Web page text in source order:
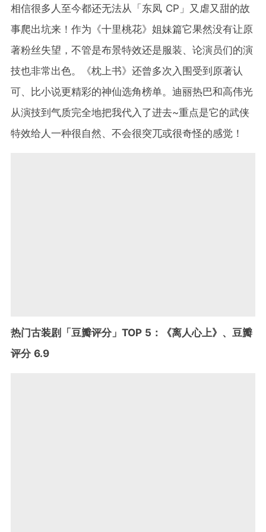
相信很多人至今都还无法从「东凤 CP」又虐又甜的故
事爬出坑来！作为《十里桃花》姐妹篇它果然没有让原
著粉丝失望，不管是布景特效还是服装、论演员们的演
技也非常出色。《枕上书》还曾多次入围受到原著认
可、比小说更精彩的神仙选角榜单。迪丽热巴和高伟光
从演技到气质完全地把我代入了进去~重点是它的武侠
特效给人一种很自然、不会很突兀或很奇怪的感觉！
热门古装剧「豆瓣评分」TOP 5：《离人心上》、豆瓣
评分 6.9